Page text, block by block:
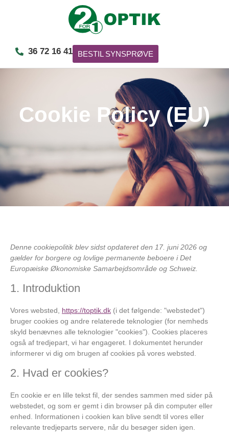
36 72 16 41 BESTIL SYNSPRØVE
Cookie Policy (EU)
Denne cookiepolitik blev sidst opdateret den 17. juni 2026 og
gælder for borgere og lovlige permanente beboere i Det
Europæiske Økonomiske Samarbejdsområde og Schweiz.
1. Introduktion
Vores websted, https://toptik.dk (i det følgende: "webstedet")
bruger cookies og andre relaterede teknologier (for nemheds
skyld benævnes alle teknologier "cookies"). Cookies placeres
også af tredjepart, vi har engageret. I dokumentet herunder
informerer vi dig om brugen af ​​cookies på vores websted.
2. Hvad er cookies?
En cookie er en lille tekst fil, der sendes sammen med sider på
webstedet, og som er gemt i din browser på din computer eller
enhed. Informationen i cookien kan blive sendt til vores eller
relevante tredjeparts servere, når du besøger siden igen.